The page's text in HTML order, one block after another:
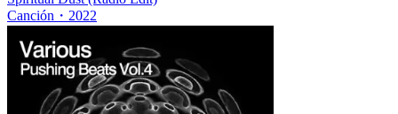
Canción ・ 2022